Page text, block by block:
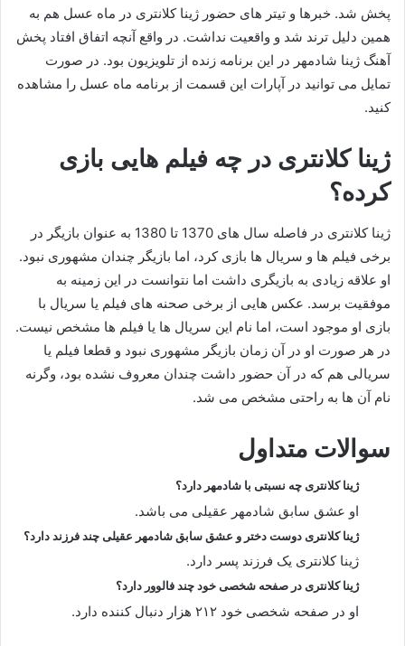
پخش شد. خبرها و تیتر های حضور ژینا کلانتری در ماه عسل هم به
همین دلیل ترند شد و واقعیت نداشت. در واقع آنچه اتفاق افتاد پخش
آهنگ ژینا شادمهر در این برنامه زنده از تلویزیون بود. در صورت
تمایل می توانید در آپارات این قسمت از برنامه ماه عسل را مشاهده
کنید.
ژینا کلانتری در چه فیلم هایی بازی
کرده؟
ژینا کلانتری در فاصله سال های 1370 تا 1380 به عنوان بازیگر در
برخی فیلم ها و سریال ها بازی کرد، اما بازیگر چندان مشهوری نبود.
او علاقه زیادی به بازیگری داشت اما نتوانست در این زمینه به
موفقیت برسد. عکس هایی از برخی صحنه های فیلم یا سریال با
بازی او موجود است، اما نام این سریال ها یا فیلم ها مشخص نیست.
در هر صورت او در آن زمان بازیگر مشهوری نبود و قطعا فیلم یا
سریالی هم که در آن حضور داشت چندان معروف نشده بود، وگرنه
نام آن ها به راحتی مشخص می شد.
سوالات متداول
ژینا کلانتری چه نسبتی با شادمهر دارد؟
او عشق سابق شادمهر عقیلی می باشد.
ژینا کلانتری دوست دختر و عشق سابق شادمهر عقیلی چند فرزند دارد؟
ژینا کلانتری یک فرزند پسر دارد.
ژینا کلانتری در صفحه شخصی خود چند فالوور دارد؟
او در صفحه شخصی خود ۲۱۲ هزار دنبال کننده دارد.